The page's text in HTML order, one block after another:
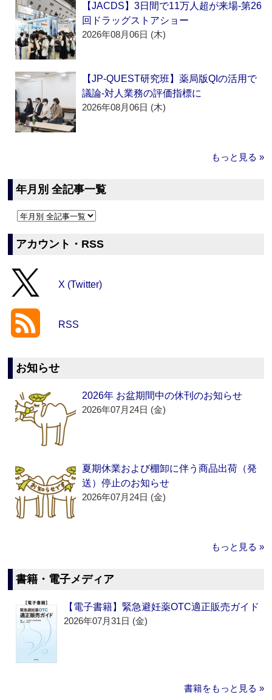
【JACDS】3日間で11万人超が来場‐第26
回ドラッグストアショー
2026年08月06日 (木)
【JP-QUEST研究班】薬局版QIの活用で
議論‐対人業務の評価指標に
2026年08月06日 (木)
もっと見る »
年月別 全記事一覧
アカウント・RSS
X (Twitter)
RSS
お知らせ
2026年 お盆期間中の休刊のお知らせ
2026年07月24日 (金)
夏期休業および棚卸に伴う商品出荷（発
送）停止のお知らせ
2026年07月24日 (金)
もっと見る »
書籍・電子メディア
【電子書籍】緊急避妊薬OTC適正販売ガイド
2026年07月31日 (金)
書籍をもっと見る »